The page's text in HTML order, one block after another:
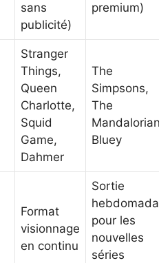
sans
publicité)
premium)
Stranger
Things,
Queen
Charlotte,
Squid
Game,
Dahmer
The
Simpsons,
The
Bluey
Format
visionnage
en continu
Sortie
pour les
nouvelles
séries